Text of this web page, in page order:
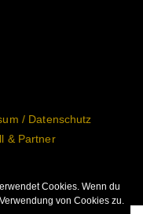
/ Datenschutz
& Partner
Cookies. Wenn du
von Cookies zu.